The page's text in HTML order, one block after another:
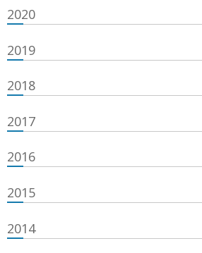
2020
2019
2018
2017
2016
2015
2014